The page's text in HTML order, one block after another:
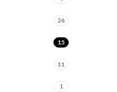
26
15
11
1